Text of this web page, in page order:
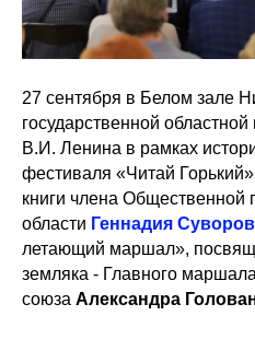
27 сентября в Белом зале
государственной
В.И. Ленина в рамках
фестиваля «Читай
книги члена Общественной
области Геннадия
летающий маршал»,
земляка - Главного
союза Александра